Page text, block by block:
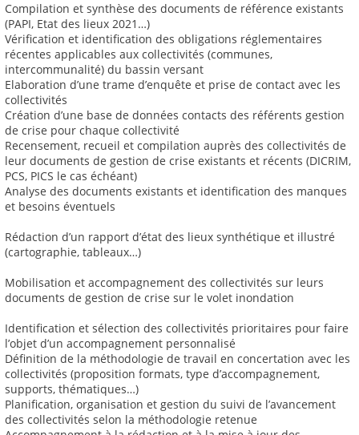
Compilation et synthèse des documents de référence existants
(PAPI, Etat des lieux 2021…)
Vérification et identification des obligations réglementaires
récentes applicables aux collectivités (communes,
intercommunalité) du bassin versant
Elaboration d’une trame d’enquête et prise de contact avec les
collectivités
Création d’une base de données contacts des référents gestion
de crise pour chaque collectivité
Recensement, recueil et compilation auprès des collectivités de
leur documents de gestion de crise existants et récents (DICRIM,
PCS, PICS le cas échéant)
Analyse des documents existants et identification des manques
et besoins éventuels
Rédaction d’un rapport d’état des lieux synthétique et illustré
(cartographie, tableaux…)
Mobilisation et accompagnement des collectivités sur leurs
documents de gestion de crise sur le volet inondation
Identification et sélection des collectivités prioritaires pour faire
l’objet d’un accompagnement personnalisé
Définition de la méthodologie de travail en concertation avec les
collectivités (proposition formats, type d’accompagnement,
supports, thématiques…)
Planification, organisation et gestion du suivi de l’avancement
des collectivités selon la méthodologie retenue